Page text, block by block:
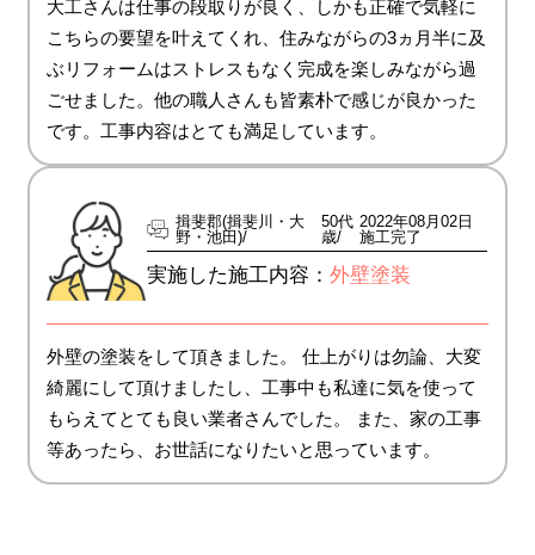
大工さんは仕事の段取りが良く、しかも正確で気軽に
こちらの要望を叶えてくれ、住みながらの3ヵ月半に及
ぶリフォームはストレスもなく完成を楽しみながら過
ごせました。他の職人さんも皆素朴で感じが良かった
です。工事内容はとても満足しています。
揖斐郡(揖斐川・大
野・池田)
50代
歳
2022年08月02日
施工完了
実施した施工内容：外壁塗装
外壁の塗装をして頂きました。 仕上がりは勿論、大変
綺麗にして頂けましたし、工事中も私達に気を使って
もらえてとても良い業者さんでした。 また、家の工事
等あったら、お世話になりたいと思っています。